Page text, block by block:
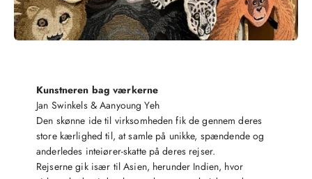
Kunstneren bag værkerne
Jan Swinkels & Aanyoung Yeh
Den skønne ide til virksomheden fik de gennem deres
store kærlighed til, at samle på unikke, spændende og
anderledes inteiører-skatte på deres rejser.
Rejserne gik især til Asien, herunder Indien, hvor